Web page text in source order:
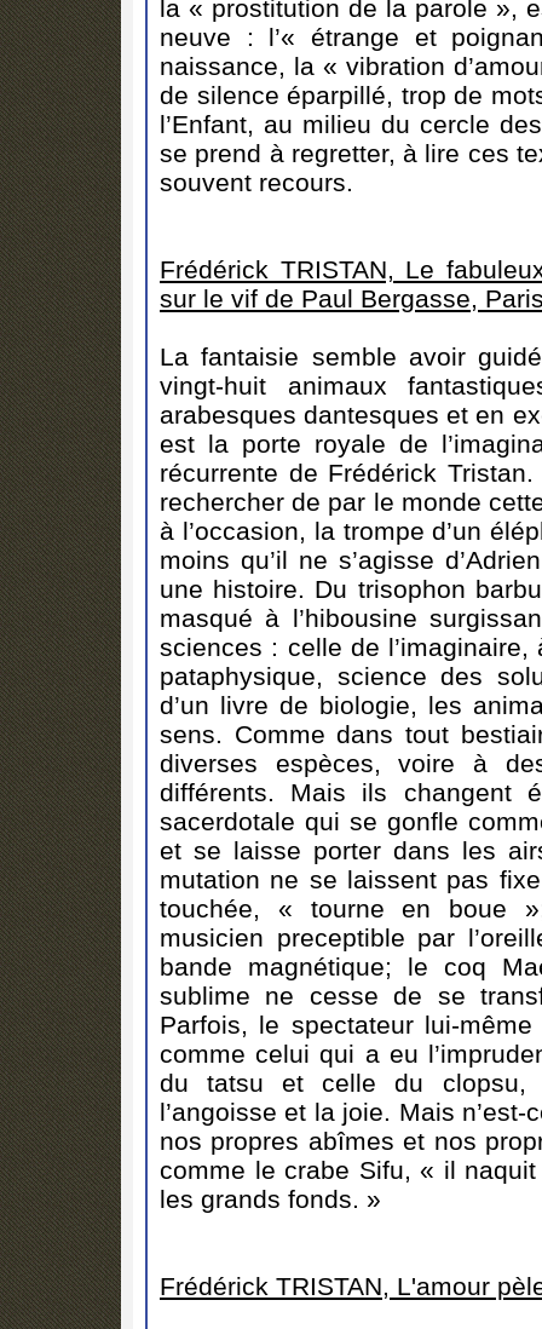
la « prostitution de la parole »,
neuve : l’« étrange et
naissance, la « vibration
de silence éparpillé, trop de
l’Enfant, au milieu du cercle
se prend à regretter, à lire ces
souvent recours.
Frédérick TRISTAN, Le
sur le vif de Paul Bergasse,
La fantaisie semble avoir
vingt-huit animaux
arabesques dantesques et en
est la porte royale de
récurrente de Frédérick
rechercher de par le monde
à l’occasion, la trompe d’un
moins qu’il ne s’agisse
une histoire. Du trisophon
masqué à l’hibousine
sciences : celle de
pataphysique, science des
d’un livre de biologie, les
sens. Comme dans tout
diverses espèces, voire à
différents. Mais ils changent
sacerdotale qui se gonfle
et se laisse porter dans les
mutation ne se laissent pas
touchée, « tourne en boue
musicien preceptible par
bande magnétique; le coq
sublime ne cesse de se
Parfois, le spectateur lui-
comme celui qui a eu
du tatsu et celle du clopsu,
l’angoisse et la joie. Mais
nos propres abîmes et nos
comme le crabe Sifu, « il
les grands fonds. »
Frédérick TRISTAN, L'amour